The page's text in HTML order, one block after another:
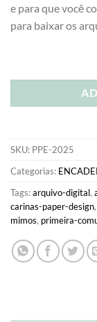
e para que você
para baixar os
SKU: PPE-2025
Categorias:
Tags:arquivo-digital,
carinas-paper-design,
mimos, primeira-